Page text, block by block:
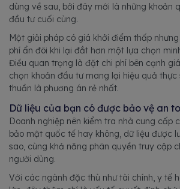
dùng về sau, bởi đây mới là những khoản
đầu tư cuối cùng.
Một giải pháp có giá khởi điểm thấp
phí ẩn đôi khi lại đắt hơn một lựa chọn
Điều quan trọng là đặt chi phí bên cạnh
chọn khoản đầu tư mang lại hiệu quả thực
thuần là phương án rẻ nhất.
Dữ liệu của bạn có được bảo vệ an
Doanh nghiệp nên kiểm tra nhà cung cấp
bảo mật quốc tế hay không, dữ liệu được
sao, cùng khả năng phân quyền truy cập
người dùng.
Với các ngành đặc thù như tài chính, y tế